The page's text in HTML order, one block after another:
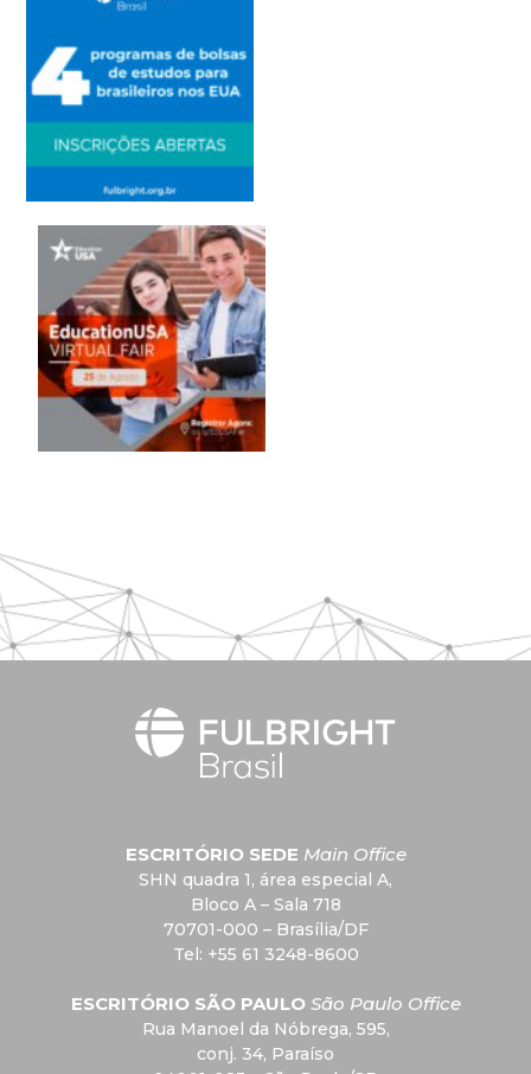
ESCRITÓRIO SEDE Main Office
SHN quadra 1, área especial A,
Bloco A – Sala 718
70701-000 – Brasília/DF
Tel: +55 61 3248-8600
ESCRITÓRIO SÃO PAULO São Paulo Office
Rua Manoel da Nóbrega, 595,
conj. 34, Paraíso